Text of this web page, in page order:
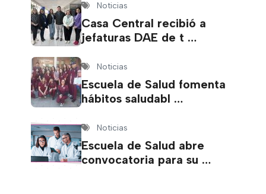
Noticias
Casa Central recibió a
jefaturas DAE de t …
Noticias
Escuela de Salud fomenta
hábitos saludabl …
Noticias
Escuela de Salud abre
convocatoria para su …